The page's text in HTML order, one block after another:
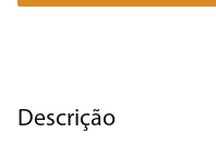
Descrição
7º cafeteira
ventilador